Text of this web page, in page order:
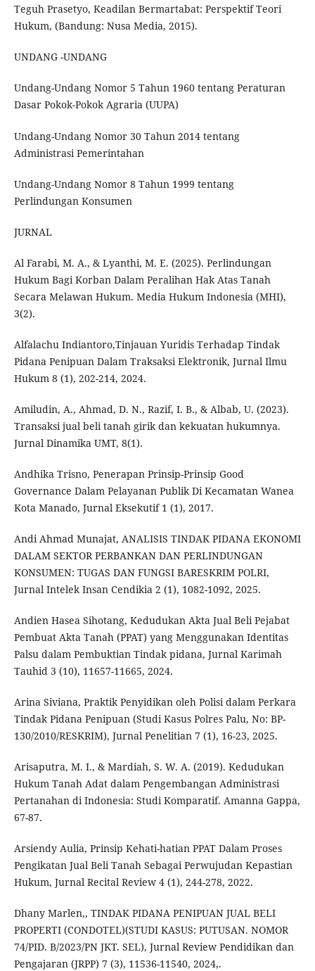
Teguh Prasetyo, Keadilan Bermartabat: Perspektif Teori
Hukum, (Bandung: Nusa Media, 2015).
UNDANG -UNDANG
Undang-Undang Nomor 5 Tahun 1960 tentang Peraturan
Dasar Pokok-Pokok Agraria (UUPA)
Undang-Undang Nomor 30 Tahun 2014 tentang
Administrasi Pemerintahan
Undang-Undang Nomor 8 Tahun 1999 tentang
Perlindungan Konsumen
JURNAL
Al Farabi, M. A., & Lyanthi, M. E. (2025). Perlindungan
Hukum Bagi Korban Dalam Peralihan Hak Atas Tanah
Secara Melawan Hukum. Media Hukum Indonesia (MHI),
3(2).
Alfalachu Indiantoro,Tinjauan Yuridis Terhadap Tindak
Pidana Penipuan Dalam Traksaksi Elektronik, Jurnal Ilmu
Hukum 8 (1), 202-214, 2024.
Amiludin, A., Ahmad, D. N., Razif, I. B., & Albab, U. (2023).
Transaksi jual beli tanah girik dan kekuatan hukumnya.
Jurnal Dinamika UMT, 8(1).
Andhika Trisno, Penerapan Prinsip-Prinsip Good
Governance Dalam Pelayanan Publik Di Kecamatan Wanea
Kota Manado, Jurnal Eksekutif 1 (1), 2017.
Andi Ahmad Munajat, ANALISIS TINDAK PIDANA EKONOMI
DALAM SEKTOR PERBANKAN DAN PERLINDUNGAN
KONSUMEN: TUGAS DAN FUNGSI BARESKRIM POLRI,
Jurnal Intelek Insan Cendikia 2 (1), 1082-1092, 2025.
Andien Hasea Sihotang, Kedudukan Akta Jual Beli Pejabat
Pembuat Akta Tanah (PPAT) yang Menggunakan Identitas
Palsu dalam Pembuktian Tindak pidana, Jurnal Karimah
Tauhid 3 (10), 11657-11665, 2024.
Arina Siviana, Praktik Penyidikan oleh Polisi dalam Perkara
Tindak Pidana Penipuan (Studi Kasus Polres Palu, No: BP-
130/2010/RESKRIM), Jurnal Penelitian 7 (1), 16-23, 2025.
Arisaputra, M. I., & Mardiah, S. W. A. (2019). Kedudukan
Hukum Tanah Adat dalam Pengembangan Administrasi
Pertanahan di Indonesia: Studi Komparatif. Amanna Gappa,
67-87.
Arsiendy Aulia, Prinsip Kehati-hatian PPAT Dalam Proses
Pengikatan Jual Beli Tanah Sebagai Perwujudan Kepastian
Hukum, Jurnal Recital Review 4 (1), 244-278, 2022.
Dhany Marlen,, TINDAK PIDANA PENIPUAN JUAL BELI
PROPERTI (CONDOTEL)(STUDI KASUS: PUTUSAN. NOMOR
74/PID. B/2023/PN JKT. SEL), Jurnal Review Pendidikan dan
Pengajaran (JRPP) 7 (3), 11536-11540, 2024,.